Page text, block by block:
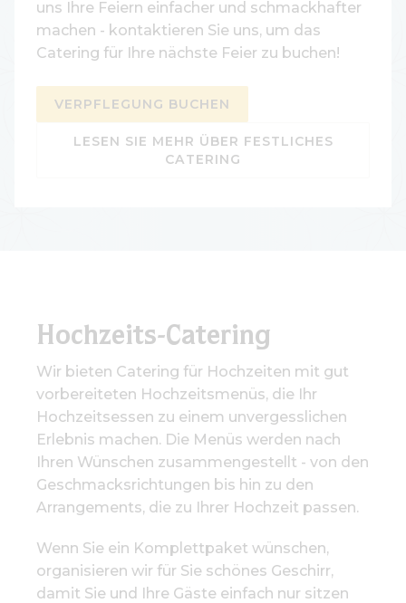
uns Ihre Feiern einfacher und schmackhafter
machen - kontaktieren Sie uns, um das
Catering für Ihre nächste Feier zu buchen!
VERPFLEGUNG BUCHEN
LESEN SIE MEHR ÜBER FESTLICHES
CATERING
Hochzeits-Catering
Wir bieten Catering für Hochzeiten mit gut
vorbereiteten Hochzeitsmenüs, die Ihr
Hochzeitsessen zu einem unvergesslichen
Erlebnis machen. Die Menüs werden nach
Ihren Wünschen zusammengestellt - von den
Geschmacksrichtungen bis hin zu den
Arrangements, die zu Ihrer Hochzeit passen.
Wenn Sie ein Komplettpaket wünschen,
organisieren wir für Sie schönes Geschirr,
damit Sie und Ihre Gäste einfach nur sitzen